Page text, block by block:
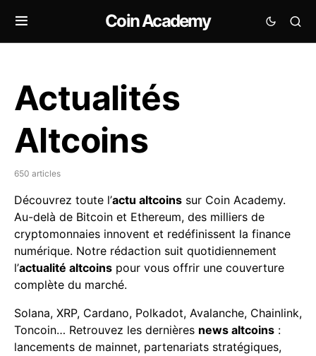
Coin Academy
Actualités
Altcoins
650 articles
Découvrez toute l’actu altcoins sur Coin Academy.
Au-delà de Bitcoin et Ethereum, des milliers de
cryptomonnaies innovent et redéfinissent la finance
numérique. Notre rédaction suit quotidiennement
l’actualité altcoins pour vous offrir une couverture
complète du marché.
Solana, XRP, Cardano, Polkadot, Avalanche, Chainlink,
Toncoin… Retrouvez les dernières news altcoins :
lancements de mainnet, partenariats stratégiques,